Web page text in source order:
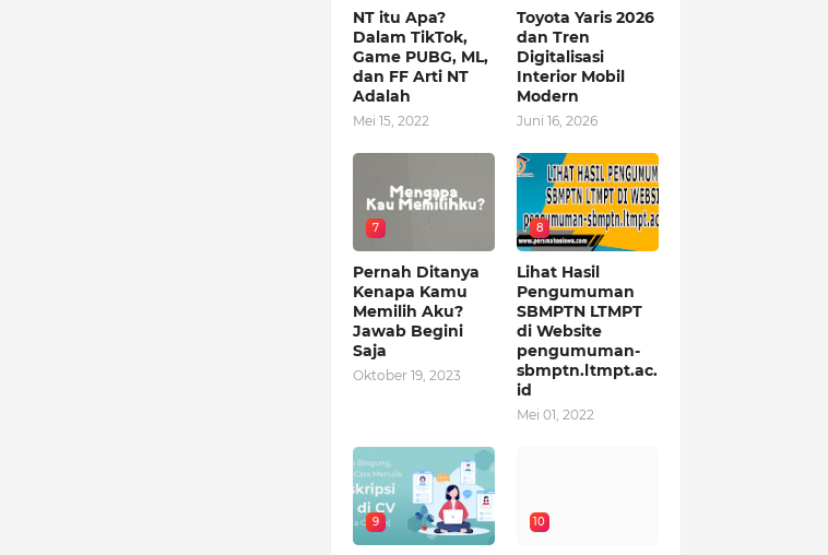
NT itu Apa?
Dalam TikTok,
Game PUBG, ML,
dan FF Arti NT
Adalah
Mei 15, 2022
Toyota Yaris 2026
dan Tren
Digitalisasi
Interior Mobil
Modern
Juni 16, 2026
7
Pernah Ditanya
Kenapa Kamu
Memilih Aku?
Jawab Begini
Saja
Oktober 19, 2023
8
Lihat Hasil
Pengumuman
SBMPTN LTMPT
di Website
pengumuman-
sbmptn.ltmpt.ac.
id
Mei 01, 2022
9 10